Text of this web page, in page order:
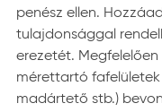
penész ellen.
tulajdonsággal
erezetét.
mérettartó fafelületek
madártető stb.)